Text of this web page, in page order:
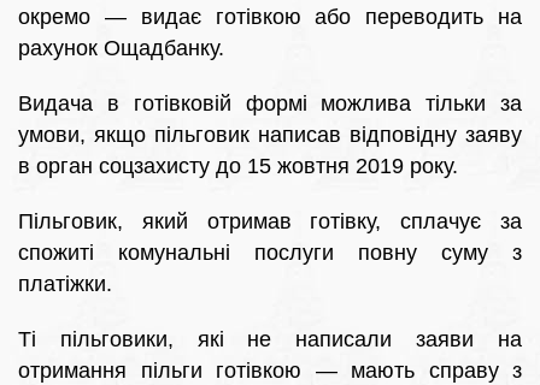
окремо — видає готівкою або переводить на
рахунок Ощадбанку.
Видача в готівковій формі можлива тільки за
умови, якщо пільговик написав відповідну заяву
в орган соцзахисту до 15 жовтня 2019 року.
Пільговик, який отримав готівку, сплачує за
спожиті комунальні послуги повну суму з
платіжки.
Ті пільговики, які не написали заяви на
отримання пільги готівкою — мають справу з